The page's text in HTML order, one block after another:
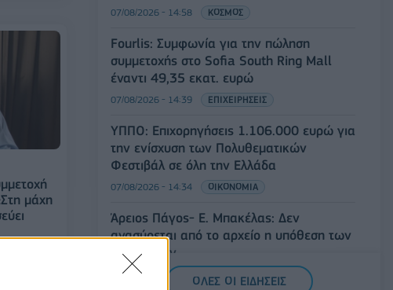
μάχη
07/08/2026 - 14:58 ΚΟΣΜΟΣ
Fourlis: Συμφωνία για την πώληση
συμμετοχής στο Sofia South Ring Mall
έναντι 49,35 εκατ. ευρώ
07/08/2026 - 14:39 ΕΠΙΧΕΙΡΗΣΕΙΣ
ΥΠΠΟ: Επιχορηγήσεις 1.106.000 ευρώ για
την ενίσχυση των Πολυθεματικών
Φεστιβάλ σε όλη την Ελλάδα
07/08/2026 - 14:34 ΟΙΚΟΝΟΜΙΑ
Άρειος Πάγος- Ε. Μπακέλας: Δεν
ανασύρεται από το αρχείο η υπόθεση των
υποκλοπών
07/08/2026 - 14:11 ΕΛΛΑΔΑ
ΟΛΕΣ ΟΙ ΕΙΔΗΣΕΙΣ